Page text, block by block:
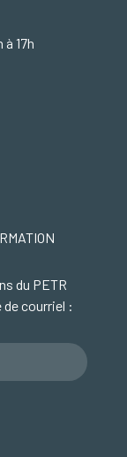
à 17h
du PETR
courriel :